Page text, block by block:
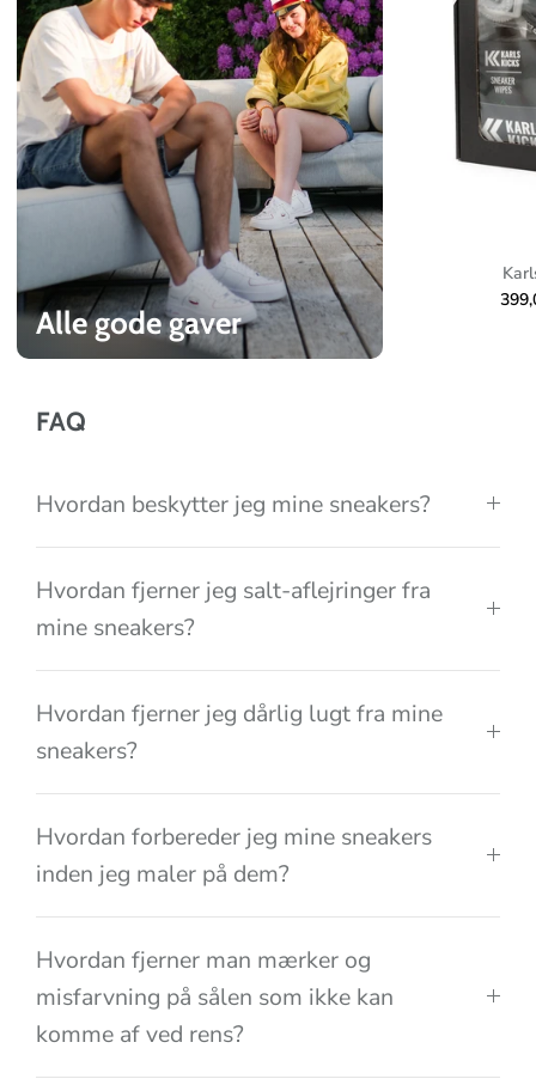
r
e
d
c
o
l
c
i
Alle gode gaver
FAQ
Hvordan beskytter jeg mine sneakers?
Hvordan fjerner jeg salt-aflejringer fra
mine sneakers?
Hvordan fjerner jeg dårlig lugt fra mine
sneakers?
Hvordan forbereder jeg mine sneakers
inden jeg maler på dem?
Hvordan fjerner man mærker og
misfarvning på sålen som ikke kan
komme af ved rens?